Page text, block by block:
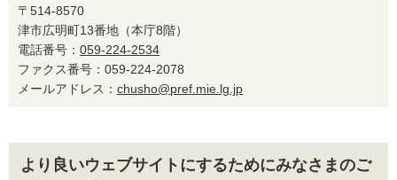
〒514-8570
津市広明町13番地（本庁8階）
電話番号： 059-224-2534
ファクス番号：059-224-2078
メールアドレス： chusho@pref.mie.lg.jp
より良いウェブサイトにするためにみなさまのご